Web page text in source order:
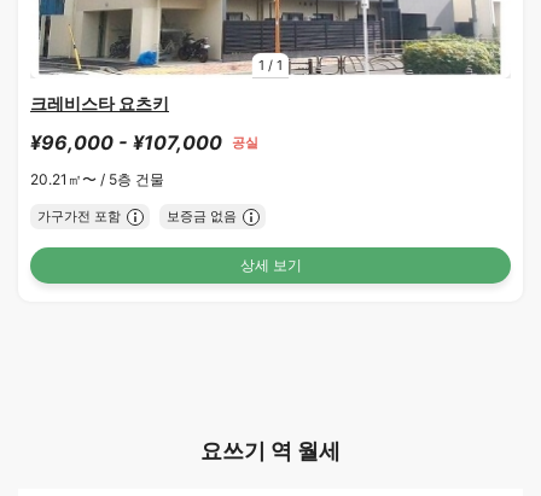
1 / 1
크레비스타 요츠키
¥96,000 - ¥107,000 공실
20.21㎡〜 / 5층 건물
가구가전 포함 보증금 없음
상세 보기
요쓰기 역 월세